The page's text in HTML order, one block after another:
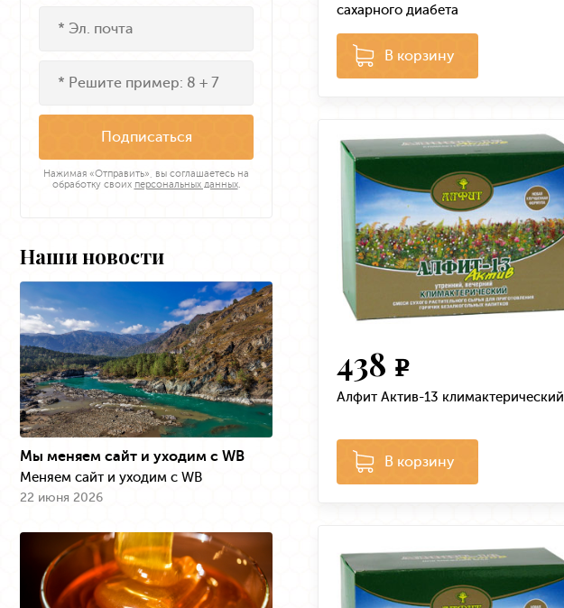
Подписаться
Нажимая «Отправить», вы соглашаетесь на
обработку своих персональных данных.
Наши новости
Мы меняем сайт и уходим с WB
Меняем сайт и уходим с WB
22 июня 2026
сахарного диабета
В корзину
438 e
Алфит Актив-13 климактерический
В корзину